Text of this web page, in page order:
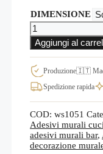
DIMENSIONE
Adesivo
murale
love
coffee
bar,
per
tutte
WS1051
quantità
Aggiungi al
Produzione🇮🇹
Spedizione rapida
COD: ws1051
Adesivi murali
adesivi murali bar,
decorazione